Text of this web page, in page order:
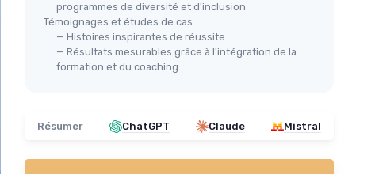
programmes de diversité et d'inclusion
Témoignages et études de cas
— Histoires inspirantes de réussite
— Résultats mesurables grâce à l'intégration de la
formation et du coaching
Résumer ChatGPT Claude Mistral